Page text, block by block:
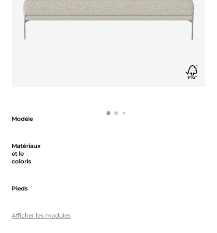
Modèle
Matériaux
et le
coloris
Pieds
Afficher les modules